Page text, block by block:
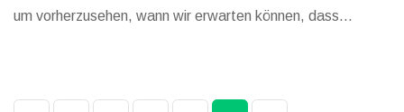
um vorherzusehen, wann wir erwarten können, dass
Anreize und technologische Fortschritte an, die darauf